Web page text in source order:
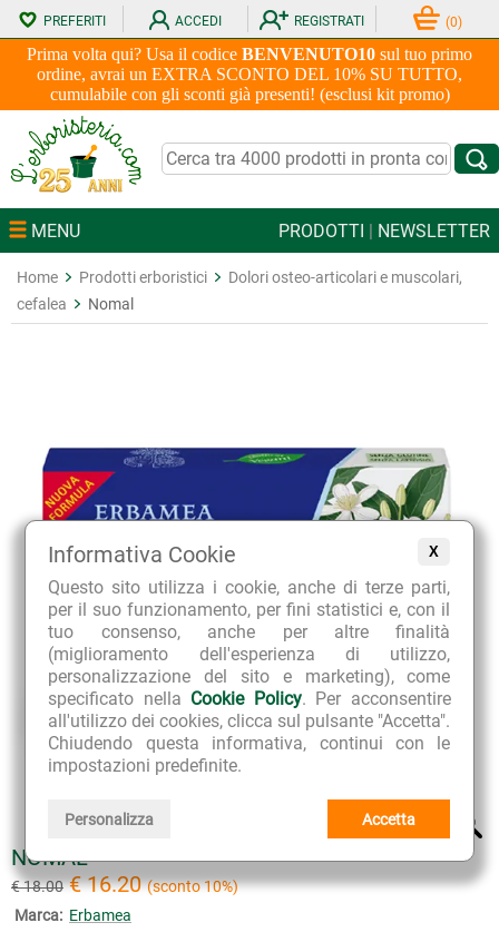
X
Informativa Cookie
Questo sito utilizza i cookie, anche di terze parti,
per il suo funzionamento, per fini statistici e, con il
tuo consenso, anche per altre finalità
(miglioramento dell'esperienza di utilizzo,
personalizzazione del sito e marketing), come
specificato nella Cookie Policy. Per acconsentire
all'utilizzo dei cookies, clicca sul pulsante "Accetta".
Chiudendo questa informativa, continui con le
impostazioni predefinite.
Personalizza Accetta
Prima volta qui? Usa il codice BENVENUTO10 sul tuo primo
ordine, avrai un EXTRA SCONTO DEL 10% SU TUTTO,
cumulabile con gli sconti già presenti! (esclusi kit promo)
PREFERITI ACCEDI REGISTRATI (0)
MENU PRODOTTI | NEWSLETTER
Home Prodotti erboristici
Dolori osteo-articolari e muscolari,
cefalea
Nomal
NOMAL
€ 18.00 € 16.20(sconto 10%)
Marca: Erbamea